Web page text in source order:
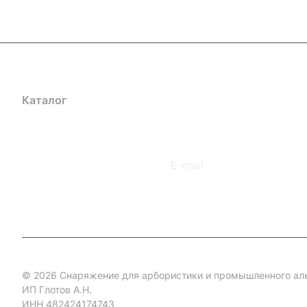
Каталог
© 2026 Снаряжение для арбористики и промышленного
ИП Глотов А.Н.
ИНН 482424174743